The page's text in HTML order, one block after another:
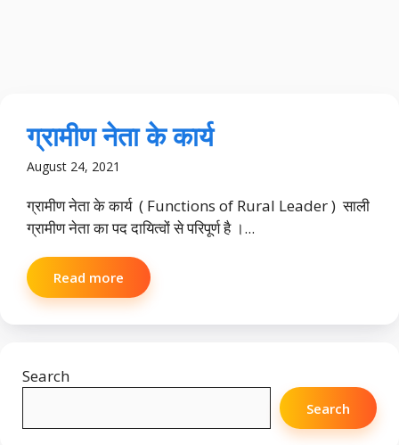
ग्रामीण नेता के कार्य
August 24, 2021
ग्रामीण नेता के कार्य ( Functions of Rural Leader ) साली
ग्रामीण नेता का पद दायित्वों से परिपूर्ण है ।...
Read more
Search
Search